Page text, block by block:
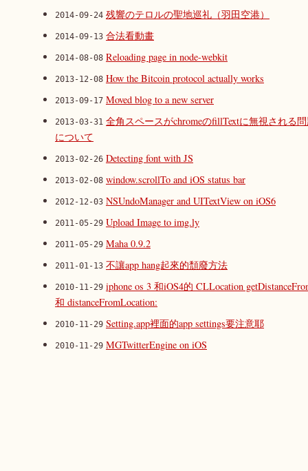
2014-09-24 残響のテロルの聖地巡礼（羽田空港）
2014-09-13 合法看動畫
2014-08-08 Reloading page in node-webkit
2013-12-08 How the Bitcoin protocol actually works
2013-09-17 Moved blog to a new server
2013-03-31 全角スペースがchromeのfillTextに無視される
について
2013-02-26 Detecting font with JS
2013-02-08 window.scrollTo and iOS status bar
2012-12-03 NSUndoManager and UITextView on iOS6
2011-05-29 Upload Image to img.ly
2011-05-29 Maha 0.9.2
2011-01-13 不讓app hang起來的頹廢方法
2010-11-29 iphone os 3 和iOS4的 CLLocation
和 distanceFromLocation:
2010-11-29 Setting.app裡面的app settings要注意耶
2010-11-29 MGTwitterEngine on iOS